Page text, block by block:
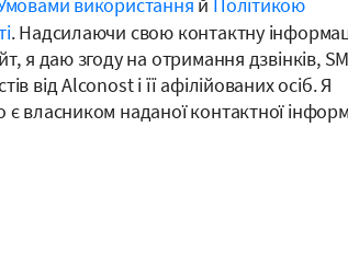
. Надсилаючи свою контактну
я даю згоду на отримання дзвінків,
від Alconost і її афілійованих осіб. Я
власником наданої контактної